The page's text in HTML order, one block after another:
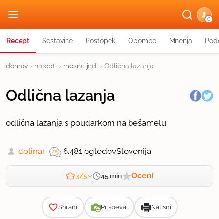
G
Recept Sestavine Postopek Opombe Mnenja
domov › recepti › mesne jedi › Odlična lazanja
Odlična lazanja
odlična lazanja s poudarkom na bešamelu
dolinar 6.481 ogledovSlovenija
3/5 45 min Oceni
Shrani Prispevaj Natisni